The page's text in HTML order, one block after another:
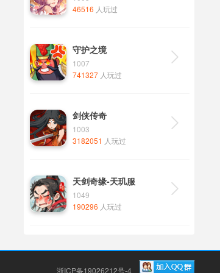
46516 人玩过

守护之境
1007
741327 人玩过

剑侠传奇
1003
3182051 人玩过

天剑奇缘-天玑服
1049
190296 人玩过
浙ICP备19026212号-4